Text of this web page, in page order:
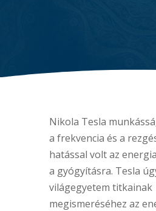
Nikola Tesla
a frekvencia és a
hatással volt az
a gyógyításra. Tesla
világegyetem titkainak
megismeréséhez az